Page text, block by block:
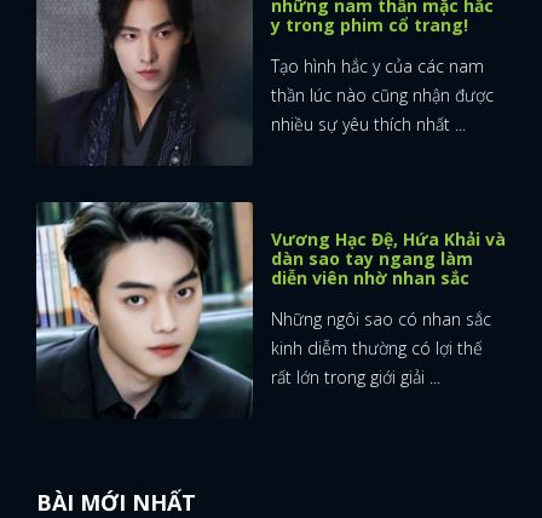
những nam thần mặc hắc
y trong phim cổ trang!
Tạo hình hắc y của các nam
thần lúc nào cũng nhận được
nhiều sự yêu thích nhất ...
Vương Hạc Đệ, Hứa Khải và
dàn sao tay ngang làm
diễn viên nhờ nhan sắc
Những ngôi sao có nhan sắc
kinh diễm thường có lợi thế
rất lớn trong giới giải ...
BÀI MỚI NHẤT